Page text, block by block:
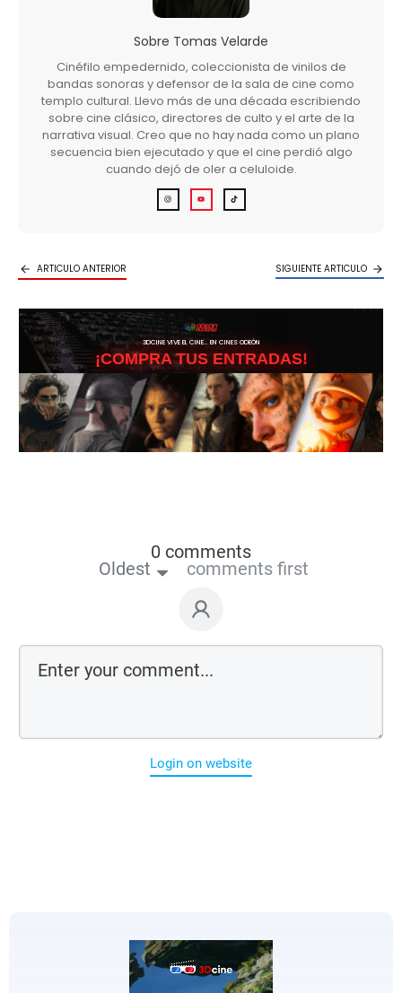
Sobre Tomas Velarde
Cinéfilo empedernido, coleccionista de vinilos de
bandas sonoras y defensor de la sala de cine como
templo cultural. Llevo más de una década escribiendo
sobre cine clásico, directores de culto y el arte de la
narrativa visual. Creo que no hay nada como un plano
secuencia bien ejecutado y que el cine perdió algo
cuando dejó de oler a celuloide.
ARTICULO ANTERIOR SIGUIENTE ARTICULO
3DCINE VIVE EL CINE… EN CINES ODEÓN
¡COMPRA TUS ENTRADAS!
0 comments
Oldest comments first
Login on website